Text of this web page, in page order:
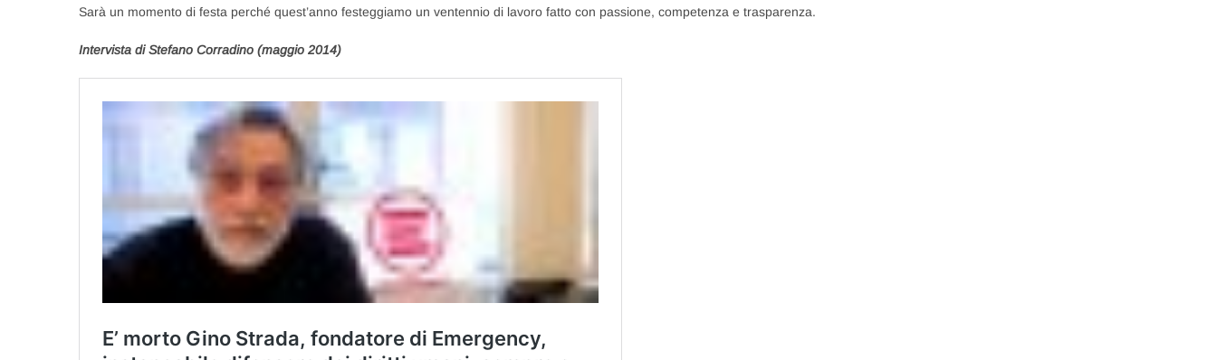
Sarà un momento di festa perché quest’anno festeggiamo un ventennio di lavoro fatto con passione, competenza e trasparenza.
Intervista di Stefano Corradino (maggio 2014)